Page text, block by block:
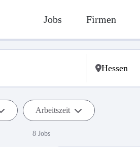
Jobs Firmen
Arbeitszeit
8 Jobs